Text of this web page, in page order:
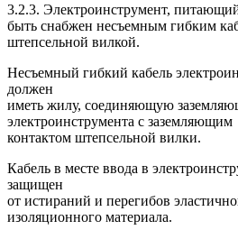
3.2.3. Электроинструмент,
быть снабжен несъемным гибким
штепсельной вилкой.
Несъемный гибкий кабель
должен
иметь жилу, соединяющую
электроинструмента с заземляющим
контактом штепсельной вилки.
Кабель в месте ввода в
защищен
от истираний и перегибов
изоляционного материала.